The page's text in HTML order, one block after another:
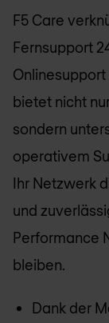
F5 Care
Fernsupport
bietet nicht
sondern
operativem
Ihr Netzwerk
und
Performance
bleiben.
Dank der